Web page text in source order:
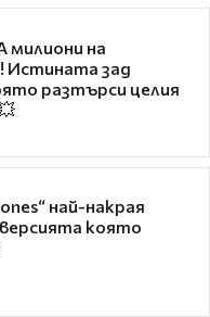
милиони на
Истината зад
разтърси целия
най-накрая
версията която